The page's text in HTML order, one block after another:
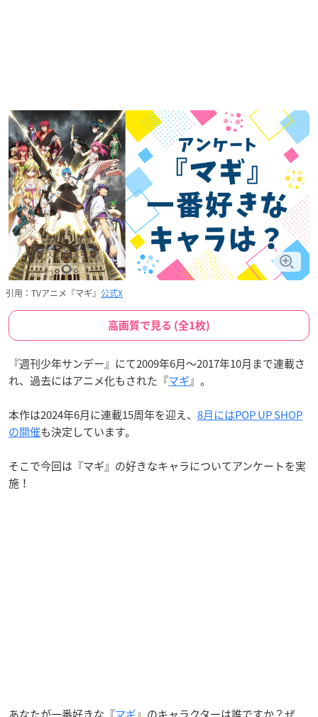
引用：TVアニメ『マギ』 公式X
高画質で見る (全1枚)
『週刊少年サンデー』にて2009年6月〜2017年10月まで連載さ
れ、過去にはアニメ化もされた『マギ』。
本作は2024年6月に連載15周年を迎え、 8月にはPOP UP SHOP
の開催も決定しています。
そこで今回は『マギ』の好きなキャラについてアンケートを実
施！
あなたが一番好きな『マギ』のキャラクターは誰ですか？ぜ